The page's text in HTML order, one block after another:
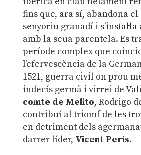
fins que, ara sí, abandona
senyoriu granadí i s’instal·la
amb la seua parentela. Es
període complex que
l’efervescència de la
1521, guerra civil on prou
indecís germà i virrei de
comte de Melito, Rodrigo
contribuí al triomf de les
en detriment dels
darrer líder, Vicent Peris.